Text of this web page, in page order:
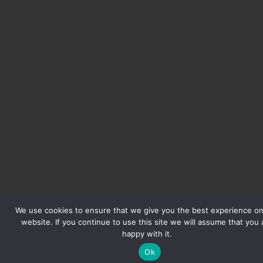
We use cookies to ensure that we give you the best experience
website. If you continue to use this site we will assume that you
happy with it.
Ok